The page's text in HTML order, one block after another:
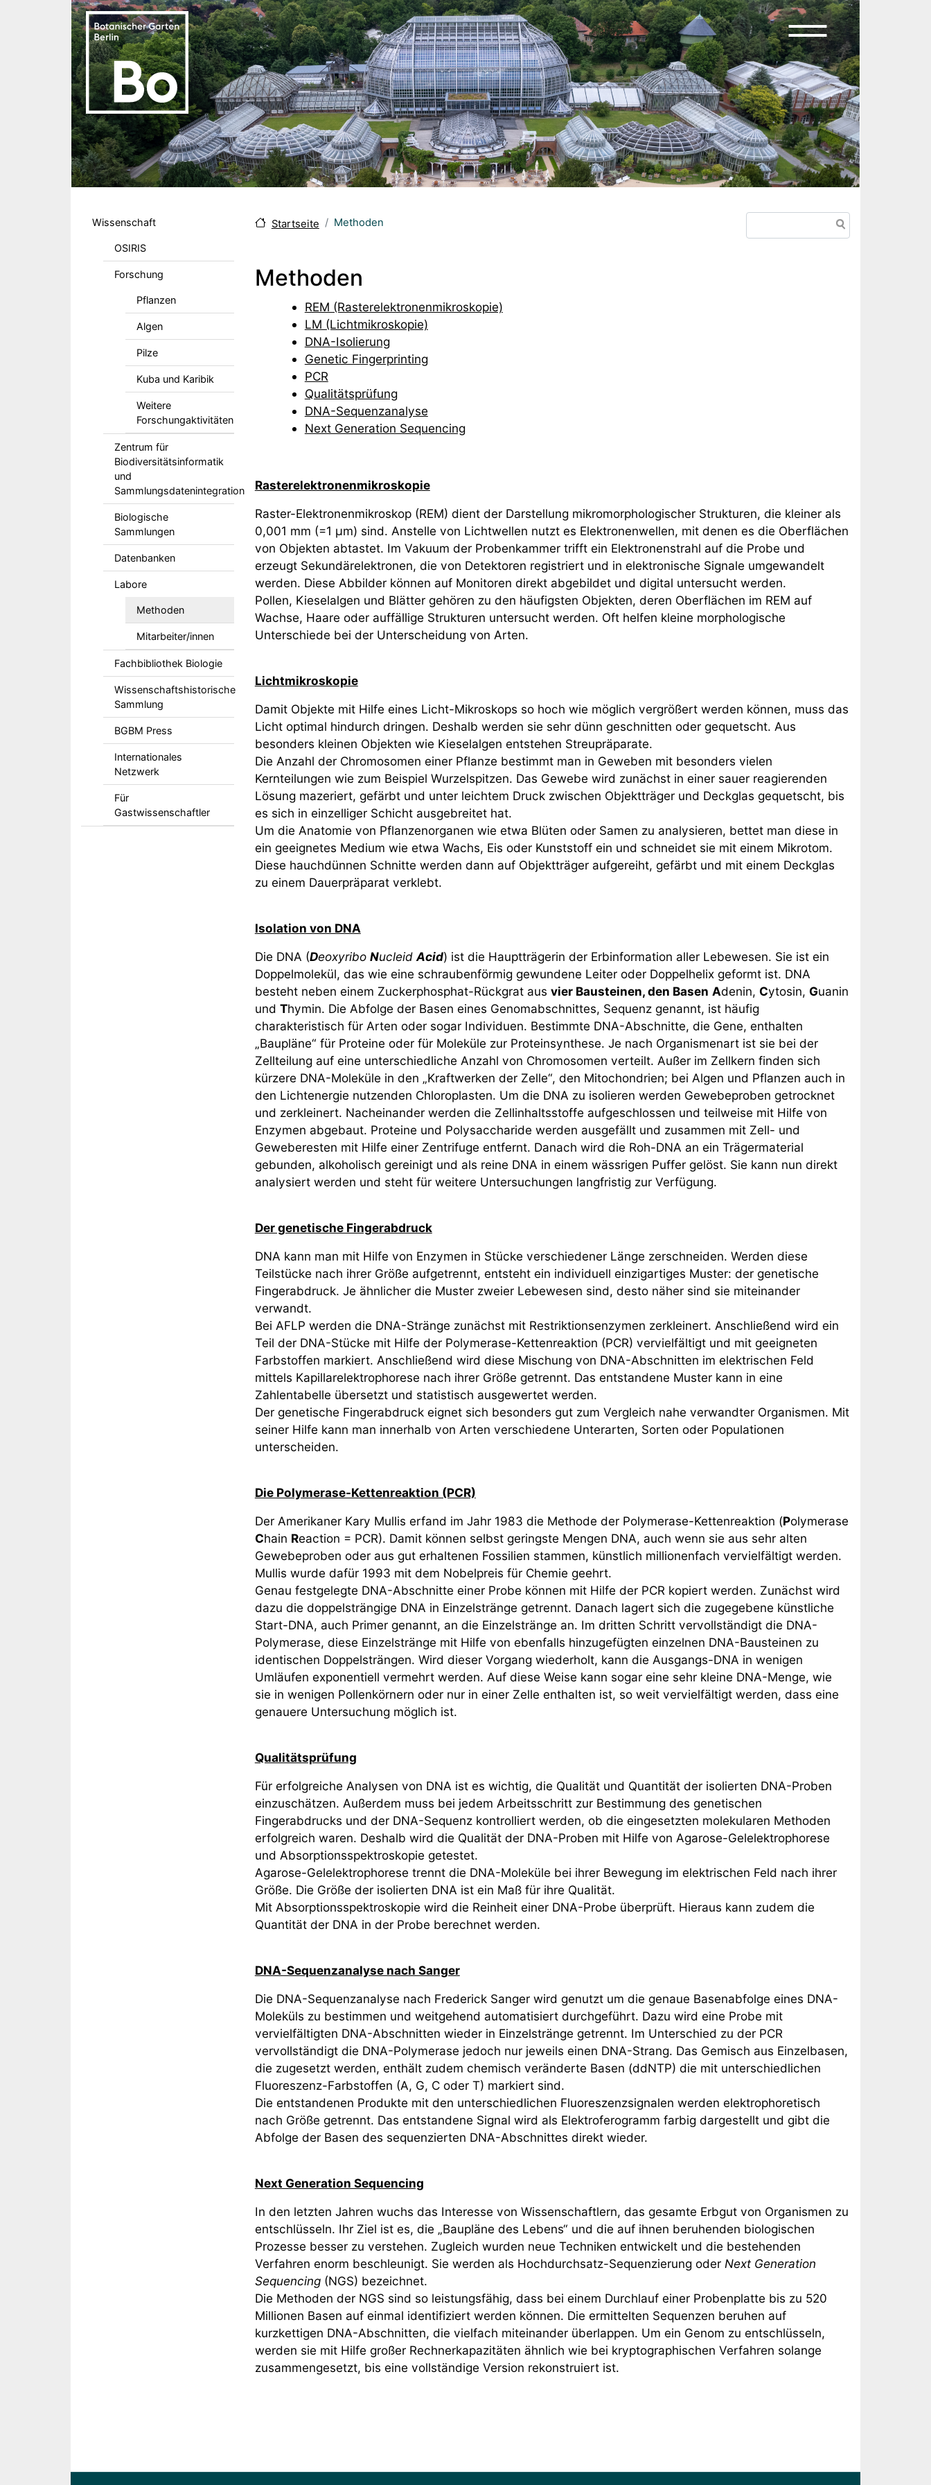
Direkt zum Inhalt
Wissenschaft
OSIRIS
Forschung
Pflanzen
Algen
Pilze
Kuba und Karibik
Weitere
Forschungaktivitäten
Zentrum für
Biodiversitätsinformatik
und
Sammlungsdatenintegration
Biologische
Sammlungen
Datenbanken
Labore
Methoden
Mitarbeiter/innen
Fachbibliothek Biologie
Wissenschaftshistorische
Sammlung
BGBM Press
Internationales
Netzwerk
Für
Gastwissenschaftler
Startseite Methoden
Methoden
REM (Rasterelektronenmikroskopie)
LM (Lichtmikroskopie)
DNA-Isolierung
Genetic Fingerprinting
PCR
Qualitätsprüfung
DNA-Sequenzanalyse
Next Generation Sequencing
Rasterelektronenmikroskopie
Raster-Elektronenmikroskop (REM) dient der Darstellung mikromorphologischer Strukturen, die kleiner als
0,001 mm (=1 µm) sind. Anstelle von Lichtwellen nutzt es Elektronenwellen, mit denen es die Oberflächen
von Objekten abtastet. Im Vakuum der Probenkammer trifft ein Elektronenstrahl auf die Probe und
erzeugt Sekundärelektronen, die von Detektoren registriert und in elektronische Signale umgewandelt
werden. Diese Abbilder können auf Monitoren direkt abgebildet und digital untersucht werden.
Pollen, Kieselalgen und Blätter gehören zu den häufigsten Objekten, deren Oberflächen im REM auf
Wachse, Haare oder auffällige Strukturen untersucht werden. Oft helfen kleine morphologische
Unterschiede bei der Unterscheidung von Arten.
Lichtmikroskopie
Damit Objekte mit Hilfe eines Licht-Mikroskops so hoch wie möglich vergrößert werden können, muss das
Licht optimal hindurch dringen. Deshalb werden sie sehr dünn geschnitten oder gequetscht. Aus
besonders kleinen Objekten wie Kieselalgen entstehen Streupräparate.
Die Anzahl der Chromosomen einer Pflanze bestimmt man in Geweben mit besonders vielen
Kernteilungen wie zum Beispiel Wurzelspitzen. Das Gewebe wird zunächst in einer sauer reagierenden
Lösung mazeriert, gefärbt und unter leichtem Druck zwischen Objektträger und Deckglas gequetscht, bis
es sich in einzelliger Schicht ausgebreitet hat.
Um die Anatomie von Pflanzenorganen wie etwa Blüten oder Samen zu analysieren, bettet man diese in
ein geeignetes Medium wie etwa Wachs, Eis oder Kunststoff ein und schneidet sie mit einem Mikrotom.
Diese hauchdünnen Schnitte werden dann auf Objektträger aufgereiht, gefärbt und mit einem Deckglas
zu einem Dauerpräparat verklebt.
Isolation von DNA
Die DNA (Deoxyribo Nucleid Acid) ist die Hauptträgerin der Erbinformation aller Lebewesen. Sie ist ein
Doppelmolekül, das wie eine schraubenförmig gewundene Leiter oder Doppelhelix geformt ist. DNA
besteht neben einem Zuckerphosphat-Rückgrat aus vier Bausteinen, den Basen Adenin, Cytosin, Guanin
und Thymin. Die Abfolge der Basen eines Genomabschnittes, Sequenz genannt, ist häufig
charakteristisch für Arten oder sogar Individuen. Bestimmte DNA-Abschnitte, die Gene, enthalten
„Baupläne“ für Proteine oder für Moleküle zur Proteinsynthese. Je nach Organismenart ist sie bei der
Zellteilung auf eine unterschiedliche Anzahl von Chromosomen verteilt. Außer im Zellkern finden sich
kürzere DNA-Moleküle in den „Kraftwerken der Zelle“, den Mitochondrien; bei Algen und Pflanzen auch in
den Lichtenergie nutzenden Chloroplasten. Um die DNA zu isolieren werden Gewebeproben getrocknet
und zerkleinert. Nacheinander werden die Zellinhaltsstoffe aufgeschlossen und teilweise mit Hilfe von
Enzymen abgebaut. Proteine und Polysaccharide werden ausgefällt und zusammen mit Zell- und
Geweberesten mit Hilfe einer Zentrifuge entfernt. Danach wird die Roh-DNA an ein Trägermaterial
gebunden, alkoholisch gereinigt und als reine DNA in einem wässrigen Puffer gelöst. Sie kann nun direkt
analysiert werden und steht für weitere Untersuchungen langfristig zur Verfügung.
Der genetische Fingerabdruck
DNA kann man mit Hilfe von Enzymen in Stücke verschiedener Länge zerschneiden. Werden diese
Teilstücke nach ihrer Größe aufgetrennt, entsteht ein individuell einzigartiges Muster: der genetische
Fingerabdruck. Je ähnlicher die Muster zweier Lebewesen sind, desto näher sind sie miteinander
verwandt.
Bei AFLP werden die DNA-Stränge zunächst mit Restriktionsenzymen zerkleinert. Anschließend wird ein
Teil der DNA-Stücke mit Hilfe der Polymerase-Kettenreaktion (PCR) vervielfältigt und mit geeigneten
Farbstoffen markiert. Anschließend wird diese Mischung von DNA-Abschnitten im elektrischen Feld
mittels Kapillarelektrophorese nach ihrer Größe getrennt. Das entstandene Muster kann in eine
Zahlentabelle übersetzt und statistisch ausgewertet werden.
Der genetische Fingerabdruck eignet sich besonders gut zum Vergleich nahe verwandter Organismen. Mit
seiner Hilfe kann man innerhalb von Arten verschiedene Unterarten, Sorten oder Populationen
unterscheiden.
Die Polymerase-Kettenreaktion (PCR)
Der Amerikaner Kary Mullis erfand im Jahr 1983 die Methode der Polymerase-Kettenreaktion (Polymerase
Chain Reaction = PCR). Damit können selbst geringste Mengen DNA, auch wenn sie aus sehr alten
Gewebeproben oder aus gut erhaltenen Fossilien stammen, künstlich millionenfach vervielfältigt werden.
Mullis wurde dafür 1993 mit dem Nobelpreis für Chemie geehrt.
Genau festgelegte DNA-Abschnitte einer Probe können mit Hilfe der PCR kopiert werden. Zunächst wird
dazu die doppelsträngige DNA in Einzelstränge getrennt. Danach lagert sich die zugegebene künstliche
Start-DNA, auch Primer genannt, an die Einzelstränge an. Im dritten Schritt vervollständigt die DNA-
Polymerase, diese Einzelstränge mit Hilfe von ebenfalls hinzugefügten einzelnen DNA-Bausteinen zu
identischen Doppelsträngen. Wird dieser Vorgang wiederholt, kann die Ausgangs-DNA in wenigen
Umläufen exponentiell vermehrt werden. Auf diese Weise kann sogar eine sehr kleine DNA-Menge, wie
sie in wenigen Pollenkörnern oder nur in einer Zelle enthalten ist, so weit vervielfältigt werden, dass eine
genauere Untersuchung möglich ist.
Qualitätsprüfung
Für erfolgreiche Analysen von DNA ist es wichtig, die Qualität und Quantität der isolierten DNA-Proben
einzuschätzen. Außerdem muss bei jedem Arbeitsschritt zur Bestimmung des genetischen
Fingerabdrucks und der DNA-Sequenz kontrolliert werden, ob die eingesetzten molekularen Methoden
erfolgreich waren. Deshalb wird die Qualität der DNA-Proben mit Hilfe von Agarose-Gelelektrophorese
und Absorptionsspektroskopie getestet.
Agarose-Gelelektrophorese trennt die DNA-Moleküle bei ihrer Bewegung im elektrischen Feld nach ihrer
Größe. Die Größe der isolierten DNA ist ein Maß für ihre Qualität.
Mit Absorptionsspektroskopie wird die Reinheit einer DNA-Probe überprüft. Hieraus kann zudem die
Quantität der DNA in der Probe berechnet werden.
DNA-Sequenzanalyse nach Sanger
Die DNA-Sequenzanalyse nach Frederick Sanger wird genutzt um die genaue Basenabfolge eines DNA-
Moleküls zu bestimmen und weitgehend automatisiert durchgeführt. Dazu wird eine Probe mit
vervielfältigten DNA-Abschnitten wieder in Einzelstränge getrennt. Im Unterschied zu der PCR
vervollständigt die DNA-Polymerase jedoch nur jeweils einen DNA-Strang. Das Gemisch aus Einzelbasen,
die zugesetzt werden, enthält zudem chemisch veränderte Basen (ddNTP) die mit unterschiedlichen
Fluoreszenz-Farbstoffen (A, G, C oder T) markiert sind.
Die entstandenen Produkte mit den unterschiedlichen Fluoreszenzsignalen werden elektrophoretisch
nach Größe getrennt. Das entstandene Signal wird als Elektroferogramm farbig dargestellt und gibt die
Abfolge der Basen des sequenzierten DNA-Abschnittes direkt wieder.
Next Generation Sequencing
In den letzten Jahren wuchs das Interesse von Wissenschaftlern, das gesamte Erbgut von Organismen zu
entschlüsseln. Ihr Ziel ist es, die „Baupläne des Lebens“ und die auf ihnen beruhenden biologischen
Prozesse besser zu verstehen. Zugleich wurden neue Techniken entwickelt und die bestehenden
Verfahren enorm beschleunigt. Sie werden als Hochdurchsatz-Sequenzierung oder Next Generation
Sequencing(NGS) bezeichnet.
Die Methoden der NGS sind so leistungsfähig, dass bei einem Durchlauf einer Probenplatte bis zu 520
Millionen Basen auf einmal identifiziert werden können. Die ermittelten Sequenzen beruhen auf
kurzkettigen DNA-Abschnitten, die vielfach miteinander überlappen. Um ein Genom zu entschlüsseln,
werden sie mit Hilfe großer Rechnerkapazitäten ähnlich wie bei kryptographischen Verfahren solange
zusammengesetzt, bis eine vollständige Version rekonstruiert ist.